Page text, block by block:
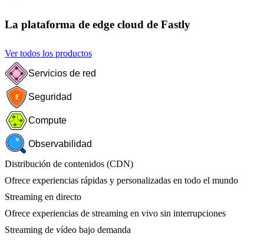
La plataforma de edge cloud de Fastly
Ver todos los productos
Servicios de red
Seguridad
Compute
Observabilidad
Distribución de contenidos (CDN)
Ofrece experiencias rápidas y personalizadas en todo el mundo
Streaming en directo
Ofrece experiencias de streaming en vivo sin interrupciones
Streaming de vídeo bajo demanda